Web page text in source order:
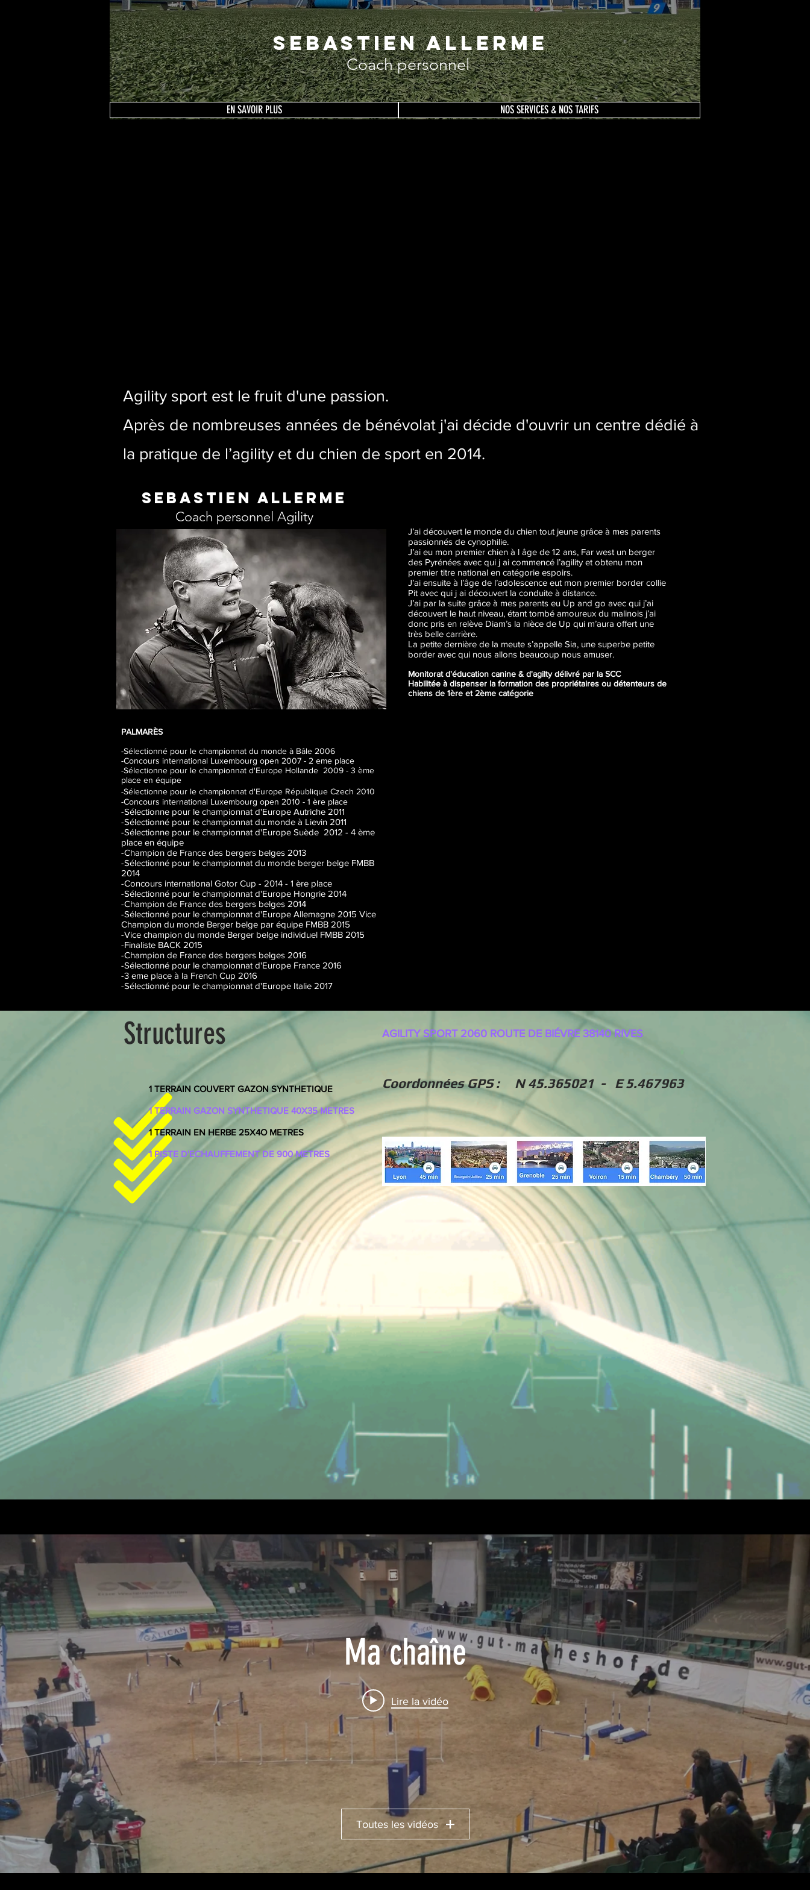
SEBASTIEN ALLERME
Coach personnel
EN SAVOIR PLUS NOS SERVICES & NOS TARIFS
Agility sport est le fruit d'une passion.
Après de nombreuses années de bénévolat j'ai décide d'ouvrir un centre dédié à
la pratique de l’agility et du chien de sport en 2014.
SEBASTIEN ALLERME
Coach personnel Agility
J’ai découvert le monde du chien tout jeune grâce à mes parents
passionnés de cynophilie.
J’ai eu mon premier chien à l âge de 12 ans, Far west un berger
des Pyrénées avec qui j ai commencé l’agility et obtenu mon
premier titre national en catégorie espoirs.
J’ai ensuite à l’âge de l’adolescence eut mon premier border collie
Pit avec qui j ai découvert la conduite à distance.
J’ai par la suite grâce à mes parents eu Up and go avec qui j’ai
découvert le haut niveau, étant tombé amoureux du malinois j’ai
donc pris en relève Diam’s la nièce de Up qui m’aura offert une
très belle carrière.
La petite dernière de la meute s’appelle Sia, une superbe petite
border avec qui nous allons beaucoup nous amuser.
Monitorat d'éducation canine & d'agilty délivré par la SCC
Habilitée à dispenser la formation des propriétaires ou détenteurs de
chiens de 1ère et 2ème catégorie
PALMARÈS
-Sélectionné pour le championnat du monde à Bâle 2006
-Concours international Luxembourg open 2007 - 2 eme place
-Sélectionne pour le championnat d'Europe Hollande 2009 - 3 ème
place en équipe
-Sélectionne pour le championnat d'Europe République Czech 2010
-Concours international Luxembourg open 2010 - 1 ère place
-Sélectionne pour le championnat d'Europe Autriche 2011
-Sélectionné pour le championnat du monde à Lievin 2011
-Sélectionne pour le championnat d'Europe Suède 2012 - 4 ème
place en équipe
-Champion de France des bergers belges 2013
-Sélectionné pour le championnat du monde berger belge FMBB
2014
-Concours international Gotor Cup - 2014 - 1 ère place
-Sélectionné pour le championnat d'Europe Hongrie 2014
-Champion de France des bergers belges 2014
-Sélectionné pour le championnat d'Europe Allemagne 2015 Vice
Champion du monde Berger belge par équipe FMBB 2015
-Vice champion du monde Berger belge individuel FMBB 2015
-Finaliste BACK 2015
-Champion de France des bergers belges 2016
-Sélectionné pour le championnat d'Europe France 2016
-3 eme place à la French Cup 2016
-Sélectionné pour le championnat d'Europe Italie 2017
Structures AGILITY SPORT 2060 ROUTE DE BIÉVRE 38140 RIVES
1 TERRAIN COUVERT GAZON SYNTHETIQUE
1 TERRAIN GAZON SYNTHETIQUE 40X35METRES
1 TERRAIN EN HERBE 25X4O METRES
1 PISTE D'ECHAUFFEMENT DE 900 METRES
Coordonnées GPS : N 45.365021 - E 5.467963
Ma chaîne
Lire la vidéo
Toutes les vidéos